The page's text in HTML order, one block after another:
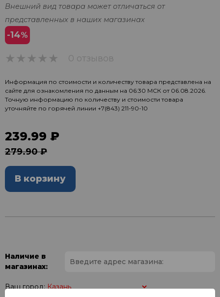
Внешний вид товара может отличаться от
представленных в наших магазинах
-14%
0 отзывов
Информация по стоимости и количеству товара представлена на
сайте для ознакомления по данным на 06:30 МСК от 06.08.2026.
Точную информацию по количеству и стоимости товара
уточняйте по горячей линии +7(843) 211-90-10
239.99 ₽
279.90 ₽
В корзину
Наличие в
магазинах:
Ваш город: